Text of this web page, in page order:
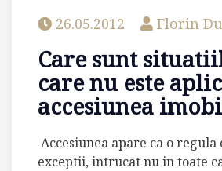
26.05.2012 Florin
Care sunt
care nu este
accesiunea
Accesiunea apare ca o regula
exceptii, intrucat nu in toate